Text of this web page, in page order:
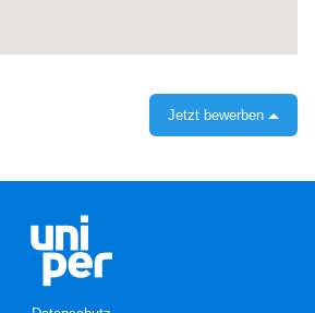
Jetzt bewerben